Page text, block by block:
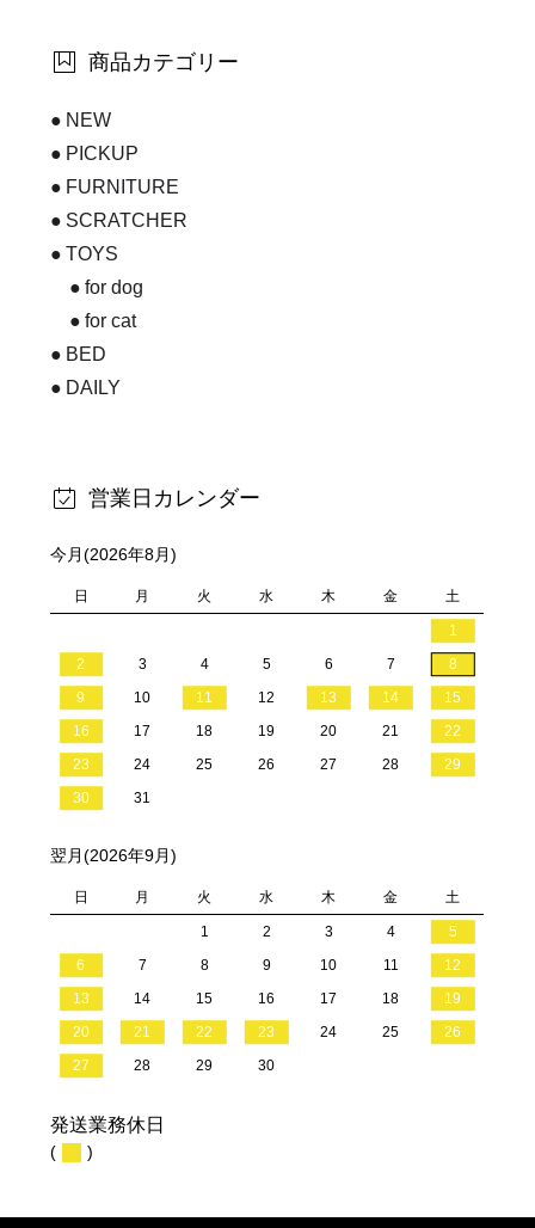
商品カテゴリー
NEW
PICKUP
FURNITURE
SCRATCHER
TOYS
for dog
for cat
BED
DAILY
営業日カレンダー
今月(2026年8月)
日 月 火 水 木 金 土
1
2
3 4 5 6 7
8
9
10 11 12 13 14
15
16
17 18 19 20 21
22
23
24 25 26 27 28
29
30
31
翌月(2026年9月)
日 月 火 水 木 金 土
1 2 3 4
5
6
7 8 9 10 11
12
13
14 15 16 17 18
19
20
21 22 23 24 25
26
27
28 29 30
発送業務休日
( )